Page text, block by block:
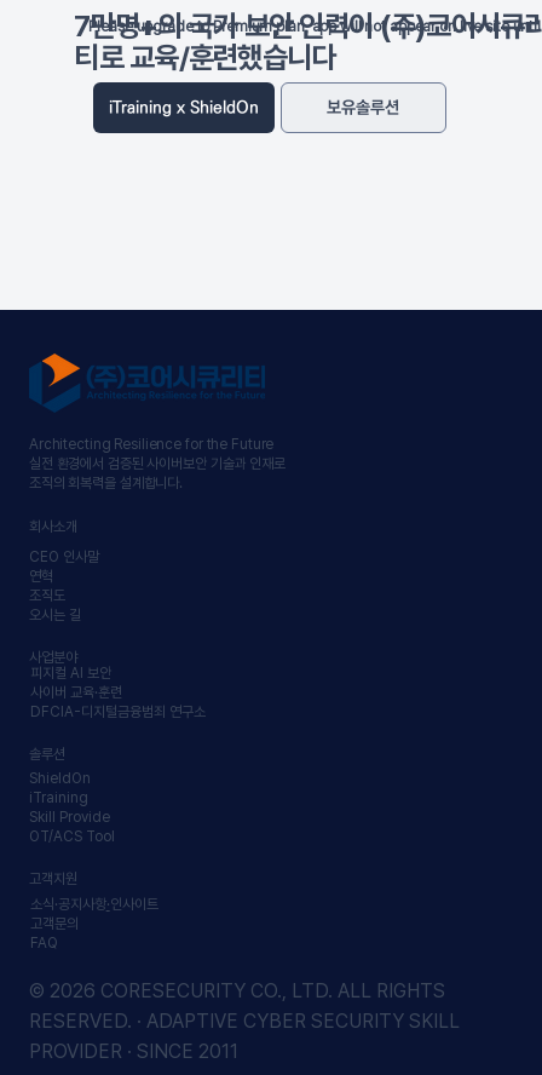
iTraining x ShieldOn 보유솔루션
7만명+의 국가 보안 인력이 (주)코어시큐
티로 교육/훈련했습니다
Please upgrade to Premium plan, app will not appear on live site
Architecting Resilience for the Future
실전 환경에서 검증된 사이버보안 기술과 인재로
조직의 회복력을 설계합니다.
회사소개
CEO 인사말
연혁
조직도
오시는 길
사업분야
피지컬 AI 보안
사이버 교육·훈련
DFCIA-디지털금융범죄 연구소
솔루션
ShieldOn
iTraining
Skill Provide
OT/ACS Tool
고객지원
소식·공지사항·인사이트
고객문의
FAQ
© 2026 CORESECURITY CO., LTD. ALL RIGHTS
RESERVED. · ADAPTIVE CYBER SECURITY SKILL
PROVIDER · SINCE 2011